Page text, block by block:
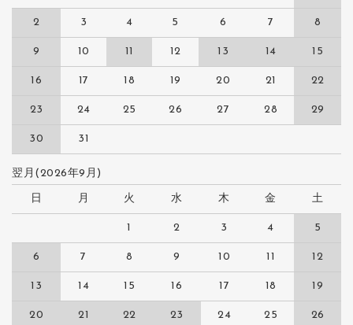
2 3 4 5 6 7 8
9 10 11 12 13 14 15
16 17 18 19 20 21 22
23 24 25 26 27 28 29
30 31
翌月(2026年9月)
日 月 火 水 木 金 土
1 2 3 4 5
6 7 8 9 10 11 12
13 14 15 16 17 18 19
20 21 22 23 24 25 26